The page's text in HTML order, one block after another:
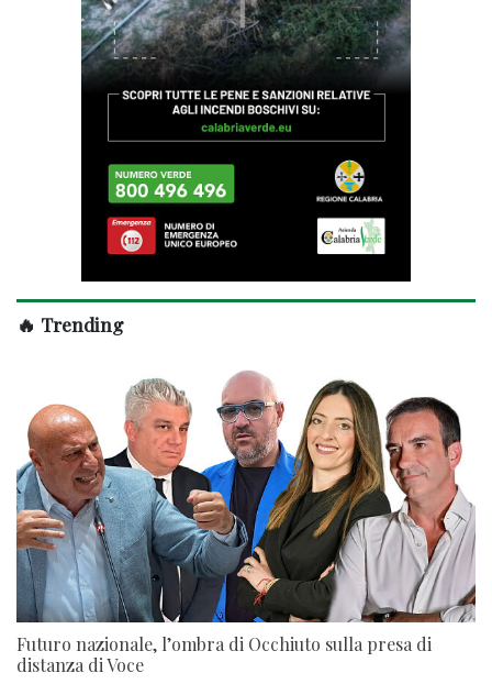
🔥 Trending
Futuro nazionale, l’ombra di Occhiuto sulla presa di
distanza di Voce